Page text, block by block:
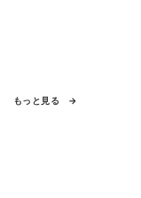
もっと見る